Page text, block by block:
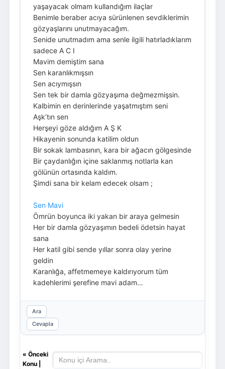
yaşayacak olmam kullandığım ilaçlar
Benimle beraber acıya sürünlenen sevdiklerimin
gözyaşlarını unutmayacağım.
Senide unutmadım ama senle ilgili hatırladıklarım
sadece A C I
Mavim demiştim sana
Sen karanlıkmışsın
Sen acıymışsın
Sen tek bir damla gözyaşıma değmezmişsin.
Kalbimin en derinlerinde yaşatmıştım seni
Aşk’tın sen
Herşeyi göze aldığım A Ş K
Hikayenin sonunda katilim oldun
Bir sokak lambasının, kara bir ağacın gölgesinde
Bir çaydanlığın içine saklanmış notlarla kan
gölünün ortasında kaldım.
Şimdi sana bir kelam edecek olsam ;
Sen Mavi
Ömrün boyunca iki yakan bir araya gelmesin
Her bir damla gözyaşımın bedeli ödetsin hayat
sana
Her katil gibi sende yıllar sonra olay yerine
geldin
Karanlığa, affetmemeye kaldırıyorum tüm
kadehlerimi şerefine mavi adam…
Ara
Cevapla
« Önceki
Konu|